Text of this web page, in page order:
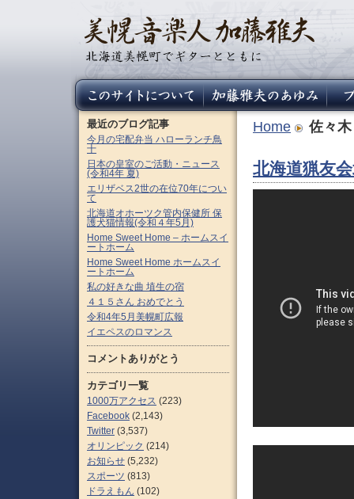
Home 佐々
北海道猟友
最近のブログ記事
今月の宅配弁当 ハローランチ鳥
十
日本の皇室のご活動・ニュース
(令和4年 夏)
エリザベス2世の在位70年につい
て
北海道オホーツク管内保健所 保
護犬猫情報(令和４年5月)
Home Sweet Home – ホームスイ
ートホーム
Home Sweet Home ホームスイ
ートホーム
私の好きな曲 埴生の宿
４１５さん おめでとう
令和4年5月美幌町広報
イエペスのロマンス
コメントありがとう
カテゴリ一覧
1000万アクセス (223)
Facebook (2,143)
Twitter (3,537)
オリンピック (214)
お知らせ (5,232)
スポーツ (813)
ドラえもん (102)